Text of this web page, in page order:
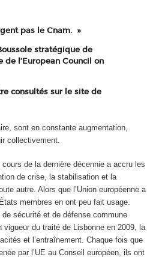
pas le Cnam.
stratégique de
de l’European Council on
consultés sur le site de
sont en constante augmentation,
collectivement.
de la dernière décennie a accru les
de crise, la stabilisation et la
autre. Alors que l’Union européenne a
membres en ont peu fait usage.
sécurité et de défense commune
vigueur du traité de Lisbonne en 2009, la
et l’entraînement. Chaque fois que
par l’UE au Conseil européen, ils ont